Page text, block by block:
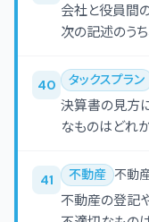
会社と役員間
次の記述のう
40 タックスプラン
決算書の見方
なものはどれか
41 不動産 不動
不動産の登記